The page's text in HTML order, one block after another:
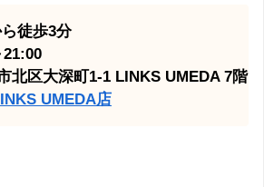
徒歩3分
北区大深町1-1 LINKS UMEDA 7階
UMEDA店